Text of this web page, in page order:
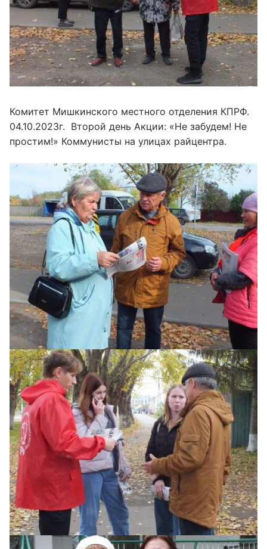
Комитет Мишкинского местного отделения КПРФ.
04.10.2023г. Второй день Акции: «Не забудем! Не
простим!» Коммунисты на улицах райцентра.